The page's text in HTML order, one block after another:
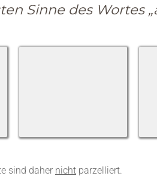
Sinne des Wortes
sind daher nicht parzelliert.